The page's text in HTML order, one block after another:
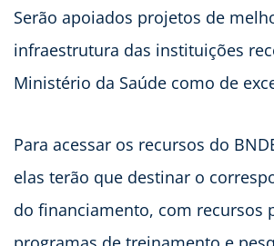
Serão apoiados projetos de
infraestrutura das instituições
Ministério da Saúde como de
Para acessar os recursos do
elas terão que destinar o
do financiamento, com recursos